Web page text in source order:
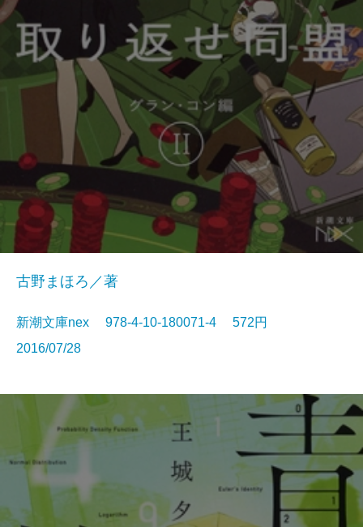
古野まほろ／著
新潮文庫nex 978-4-10-180071-4 572円
2016/07/28